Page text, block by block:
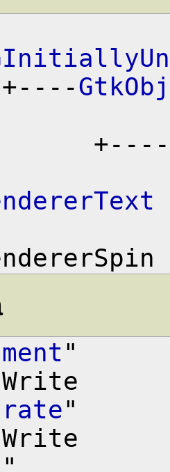
         +----
               +----